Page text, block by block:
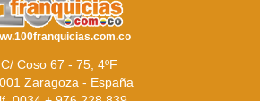
C/ Coso 67 - 75, 4ºF
Zaragoza - España